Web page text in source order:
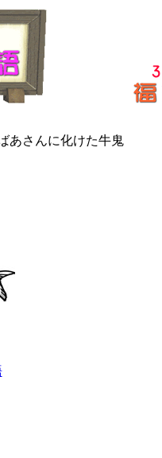
あさんに化けた牛鬼